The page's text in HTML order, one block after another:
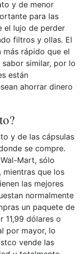
y de menor
para las
el lujo de perder
filtros y ollas. El
rápido que el
similar, por lo
están
ahorrar dinero
y de las cápsulas
se compre.
Mart, sólo
mientras que los
las mejores
normalmente
un paquete de
11,99 dólares o
por mayor, lo
vende las